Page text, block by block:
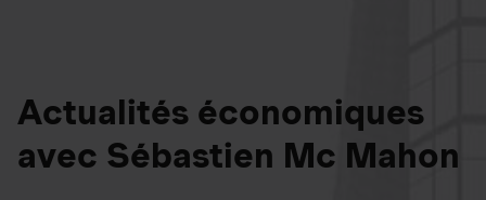
Actualités économiques
avec Sébastien Mc Mahon